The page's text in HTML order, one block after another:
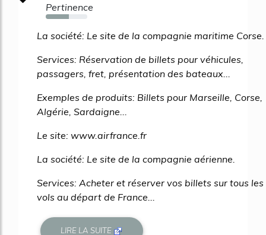
Pertinence
55%
La société: Le site de la compagnie maritime Corse.
Services: Réservation de billets pour véhicules,
passagers, fret, présentation des bateaux...
Exemples de produits: Billets pour Marseille, Corse,
Algérie, Sardaigne...
Le site: www.airfrance.fr
La société: Le site de la compagnie aérienne.
Services: Acheter et réserver vos billets sur tous les
vols au départ de France...
LIRE LA SUITE